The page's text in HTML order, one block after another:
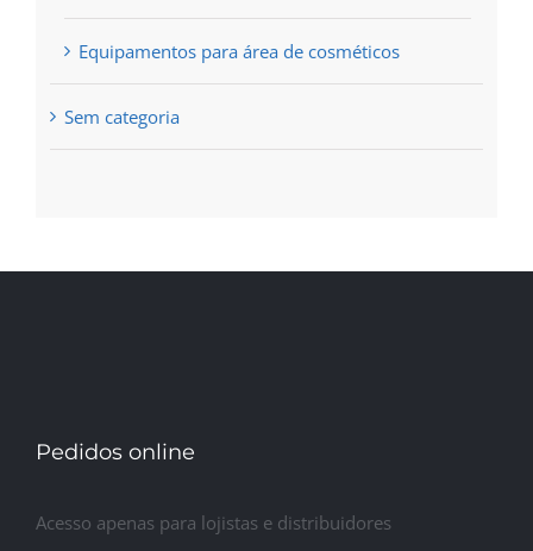
Equipamentos para área de cosméticos
Sem categoria
Pedidos online
Acesso apenas para lojistas e distribuidores